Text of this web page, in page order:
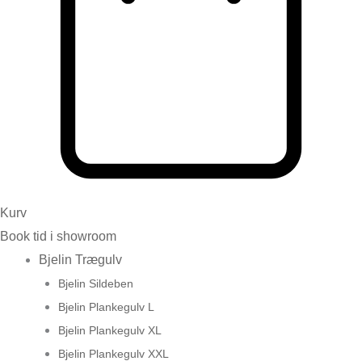
Kurv
Book tid i showroom
Bjelin Trægulv
Bjelin Sildeben
Bjelin Plankegulv L
Bjelin Plankegulv XL
Bjelin Plankegulv XXL